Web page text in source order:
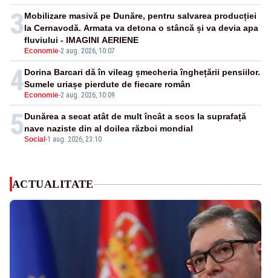
3
Economie-2 aug. 2026, 10:07
Mobilizare masivă pe Dunăre, pentru salvarea producției
la Cernavodă. Armata va detona o stâncă și va devia apa
fluviului - IMAGINI AERIENE
4 Economie-2 aug. 2026, 10:09
Dorina Barcari dă în vileag șmecheria înghețării pensiilor.
Sumele uriașe pierdute de fiecare român
5Social -1 aug. 2026, 23:10
Dunărea a secat atât de mult încât a scos la suprafață
nave naziste din al doilea război mondial
ACTUALITATE